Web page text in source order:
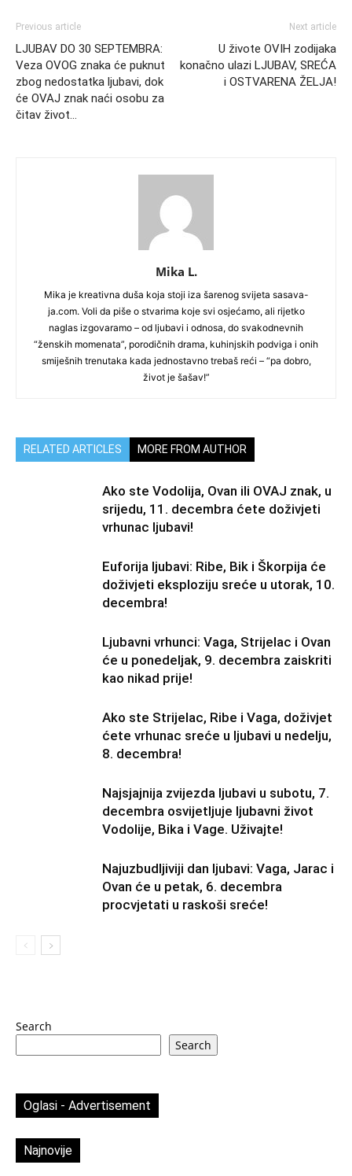
Previous article
LJUBAV DO 30 SEPTEMBRA:
Veza OVOG znaka će puknut
zbog nedostatka ljubavi, dok
će OVAJ znak naći osobu za
čitav život…
Next article
U živote OVIH zodijaka
konačno ulazi LJUBAV, SREĆA
i OSTVARENA ŽELJA!
Mika L.
Mika je kreativna duša koja stoji iza šarenog svijeta sasava-
ja.com. Voli da piše o stvarima koje svi osjećamo, ali rijetko
naglas izgovaramo – od ljubavi i odnosa, do svakodnevnih
“ženskih momenata”, porodičnih drama, kuhinjskih podviga i onih
smiješnih trenutaka kada jednostavno trebaš reći – “pa dobro,
život je šašav!”
RELATED ARTICLES MORE FROM AUTHOR
Ako ste Vodolija, Ovan ili OVAJ znak, u
srijedu, 11. decembra ćete doživjeti
vrhunac ljubavi!
Euforija ljubavi: Ribe, Bik i Škorpija će
doživjeti eksploziju sreće u utorak, 10.
decembra!
Ljubavni vrhunci: Vaga, Strijelac i Ovan
će u ponedeljak, 9. decembra zaiskriti
kao nikad prije!
Ako ste Strijelac, Ribe i Vaga, doživjet
ćete vrhunac sreće u ljubavi u nedelju,
8. decembra!
Najsjajnija zvijezda ljubavi u subotu, 7.
decembra osvijetljuje ljubavni život
Vodolije, Bika i Vage. Uživajte!
Najuzbudljiviji dan ljubavi: Vaga, Jarac i
Ovan će u petak, 6. decembra
procvjetati u raskoši sreće!
Search
Search
Oglasi - Advertisement
Najnovije